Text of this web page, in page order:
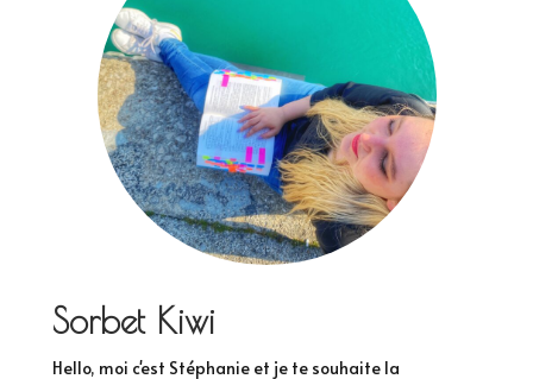
Sorbet Kiwi
Hello, moi c'est Stéphanie et je te souhaite la